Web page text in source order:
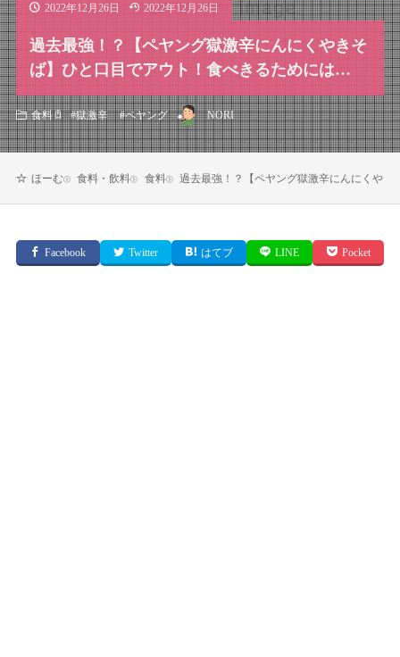
2022年12月26日 2022年12月26日
過去最強！？【ペヤング獄激辛にんにくやきそ
ば】ひと口目でアウト！食べきるためには…
食料 #獄激辛 #ペヤング NORI
ほーむ 食料・飲料 食料 過去最強！？【ペヤング獄激辛にんにくや
Facebook Twitter はてブ LINE Pocket